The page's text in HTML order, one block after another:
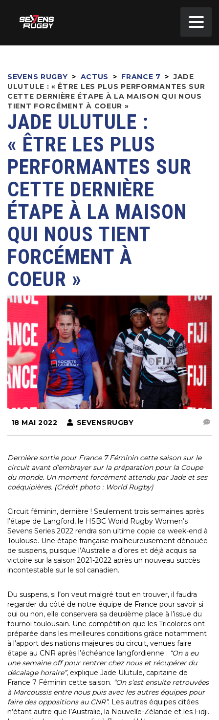
SEVENS RUGBY > ACTUS > FRANCE 7 > JADE
ULUTULE : « ÊTRE LES PLUS PERFORMANTES SUR
CETTE DERNIÈRE ÉTAPE À LA MAISON QUI NOUS
TIENT FORCÉMENT À COEUR »
JADE ULUTULE :
« ÊTRE LES PLUS
PERFORMANTES SUR
CETTE DERNIÈRE
ÉTAPE À LA MAISON
QUI NOUS TIENT
FORCÉMENT À
COEUR »
18 MAI 2022 SEVENSRUGBY
Dernière sortie pour France 7 Féminin cette saison sur le
circuit avant d’embrayer sur la préparation pour la Coupe
du monde. Un moment forcément attendu par Jade et ses
coéquipières. (Crédit photo : World Rugby)
Circuit féminin, dernière ! Seulement trois semaines après
l’étape de Langford, le HSBC World Rugby Women’s
Sevens Series 2022 rendra son ultime copie ce week-end à
Toulouse. Une étape française malheureusement dénouée
de suspens, puisque l’Australie a d’ores et déjà acquis sa
victoire sur la saison 2021-2022 après un nouveau succès
incontestable sur le sol canadien.
Du suspens, si l’on veut malgré tout en trouver, il faudra
regarder du côté de notre équipe de France pour savoir si
oui ou non, elle conservera sa deuxième place à l’issue du
tournoi toulousain. Une compétition que les Tricolores ont
préparée dans les meilleures conditions grâce notamment
à l’apport des nations majeures du circuit, venues faire
étape au CNR après l’échéance langfordienne : “On a eu
une semaine off pour rentrer chez nous et récupérer du
décalage horaire”, explique Jade Ulutule, capitaine de
France 7 Féminin cette saison. “On s’est ensuite retrouvées
à Marcoussis entre nous puis avec les autres équipes pour
faire des oppositions au CNR”. Les autres équipes citées
n’étant autre que l’Australie, la Nouvelle-Zélande et les Fidji.